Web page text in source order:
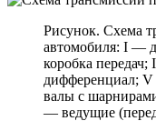
Рисунок. Схема
автомобиля: I —
коробка
дифференциал;
валы с
— ведущие